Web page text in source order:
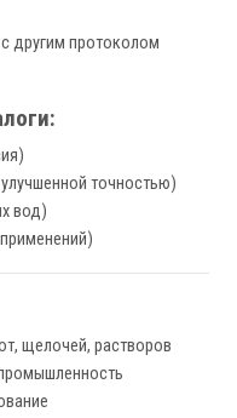
другим протоколом
точностью)
вод)
щелочей, растворов